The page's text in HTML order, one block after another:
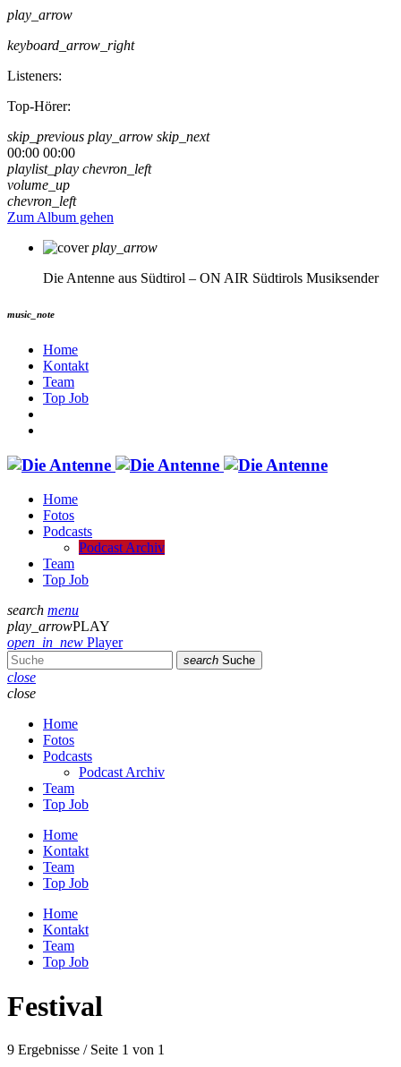
play_arrow
keyboard_arrow_right
Listeners:
Top-Hörer:
skip_previous play_arrow skip_next
00:00 00:00
playlist_play chevron_left
volume_up
chevron_left
Zum Album gehen
play_arrow
Die Antenne aus Südtirol – ON AIR Südtirols Musiksender
music_note
Home
Kontakt
Team
Top Job
Home
Fotos
Podcasts
Podcast Archiv
Team
Top Job
search menu
play_arrowPLAY
open_in_new Player
search Suche
close
close
Home
Fotos
Podcasts
Podcast Archiv
Team
Top Job
Home
Kontakt
Team
Top Job
Home
Kontakt
Team
Top Job
Festival
9 Ergebnisse / Seite 1 von 1